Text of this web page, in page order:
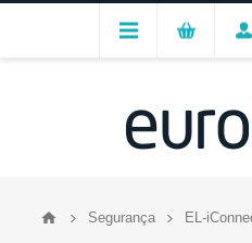
Segurança EL-